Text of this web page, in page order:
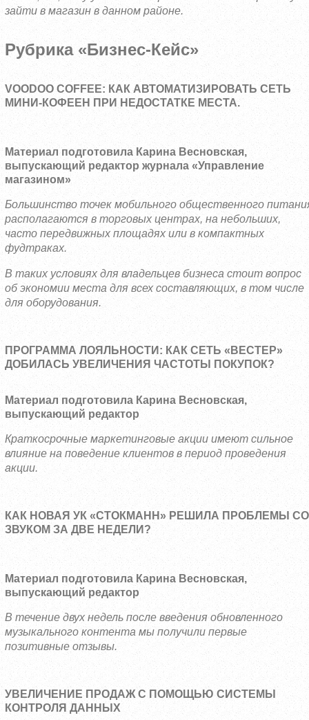
зайти в магазин в данном районе.
Рубрика «Бизнес-Кейс»
VOODOO COFFEE: КАК АВТОМАТИЗИРОВАТЬ СЕТЬ
МИНИ-КОФЕЕН ПРИ НЕДОСТАТКЕ МЕСТА.
Материал подготовила Карина Весновская,
выпускающий редактор журнала «Управление
магазином»
Большинство точек мобильного общественного
располагаются в торговых центрах, на небольших,
часто передвижных площадях или в компактных
фудтраках.
В таких условиях для владельцев бизнеса стоит вопрос
об экономии места для всех составляющих, в том числе
для оборудования.
ПРОГРАММА ЛОЯЛЬНОСТИ: КАК СЕТЬ «ВЕСТЕР»
ДОБИЛАСЬ УВЕЛИЧЕНИЯ ЧАСТОТЫ ПОКУПОК?
Материал подготовила Карина Весновская,
выпускающий редактор
Краткосрочные маркетинговые акции имеют сильное
влияние на поведение клиентов в период проведения
акции.
КАК НОВАЯ УК «СТОКМАНН» РЕШИЛА ПРОБЛЕМЫ СО
ЗВУКОМ ЗА ДВЕ НЕДЕЛИ?
Материал подготовила Карина Весновская,
выпускающий редактор
В течение двух недель после введения обновленного
музыкального контента мы получили первые
позитивные отзывы.
УВЕЛИЧЕНИЕ ПРОДАЖ С ПОМОЩЬЮ СИСТЕМЫ
КОНТРОЛЯ ДАННЫХ